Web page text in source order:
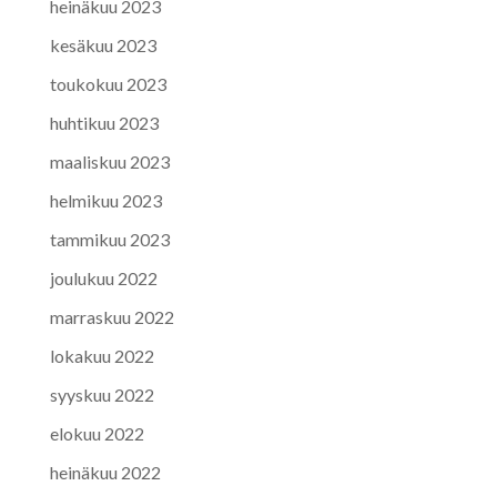
heinäkuu 2023
kesäkuu 2023
toukokuu 2023
huhtikuu 2023
maaliskuu 2023
helmikuu 2023
tammikuu 2023
joulukuu 2022
marraskuu 2022
lokakuu 2022
syyskuu 2022
elokuu 2022
heinäkuu 2022